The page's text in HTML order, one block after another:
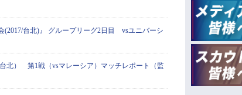
(2017/台北)』 グループリーグ2日目 vsユニバーシ
台北） 第1戦（vsマレーシア）マッチレポート（監